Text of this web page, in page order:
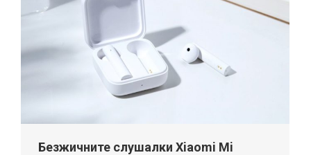
Безжичните слушалки Xiaomi Mi